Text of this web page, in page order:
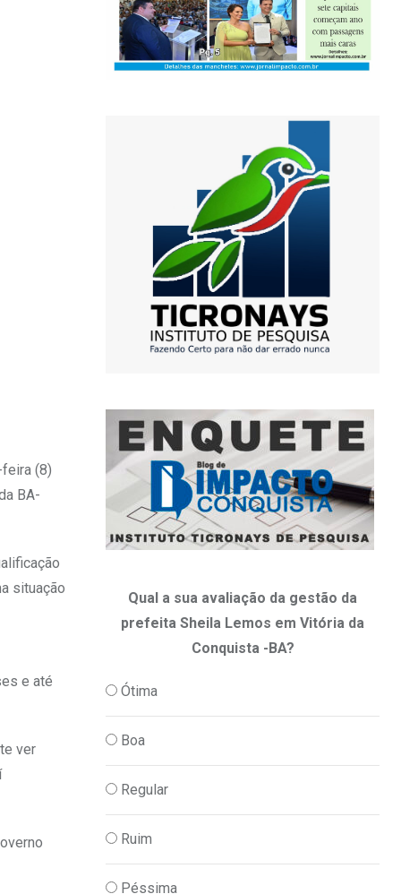
(8)
BA-
situação
e até
ver
Qual a sua avaliação da gestão da
prefeita Sheila Lemos em Vitória da
Conquista -BA?
Ótima
Boa
Regular
Ruim
Péssima